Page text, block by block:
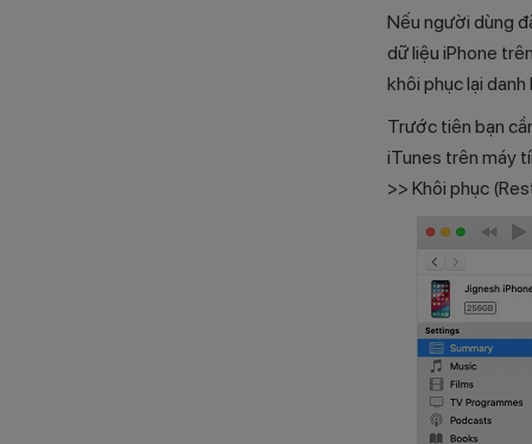
Nếu người dùng
dữ liệu iPhone
khôi phục lại
Trước tiên bạn
iTunes trên máy
>> Khôi phục